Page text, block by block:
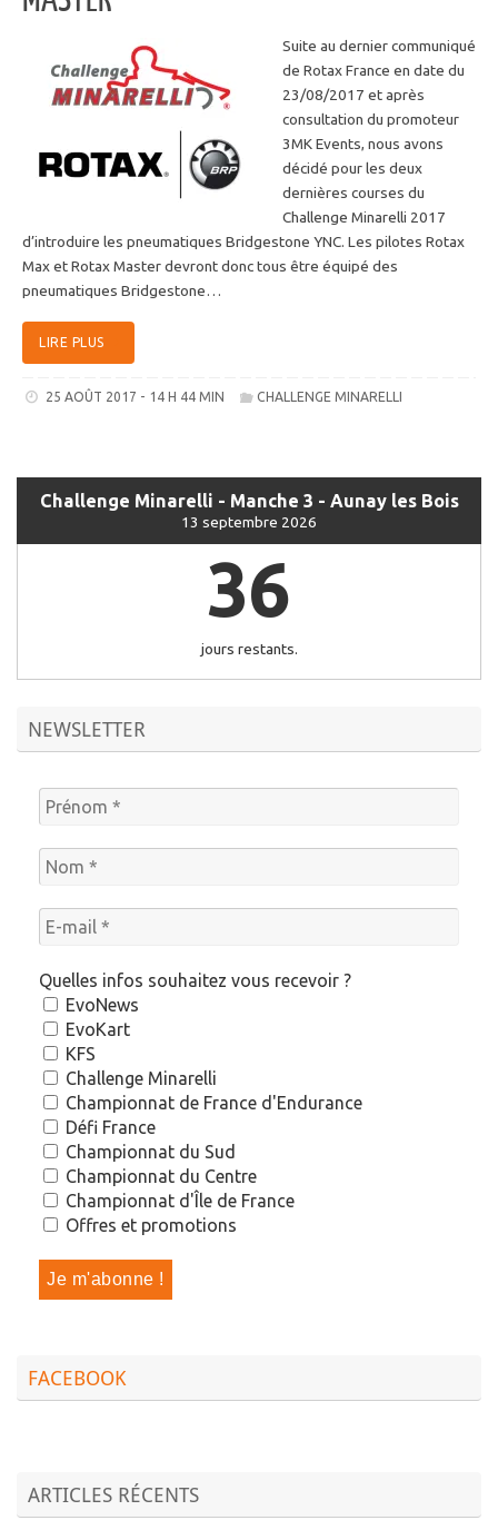
Suite au dernier communiqué
de Rotax France en date du
23/08/2017 et après
consultation du promoteur
3MK Events, nous avons
décidé pour les deux
dernières courses du
Challenge Minarelli 2017
d’introduire les pneumatiques Bridgestone YNC. Les pilotes Rotax
Max et Rotax Master devront donc tous être équipé des
pneumatiques Bridgestone…
LIRE PLUS
25 AOÛT 2017 - 14 H 44 MIN CHALLENGE MINARELLI
Challenge Minarelli - Manche 3 - Aunay les Bois
13 septembre 2026
36
jours restants.
NEWSLETTER
Quelles infos souhaitez vous recevoir ?
EvoNews
EvoKart
KFS
Challenge Minarelli
Championnat de France d'Endurance
Défi France
Championnat du Sud
Championnat du Centre
Championnat d'Île de France
Offres et promotions
FACEBOOK
ARTICLES RÉCENTS